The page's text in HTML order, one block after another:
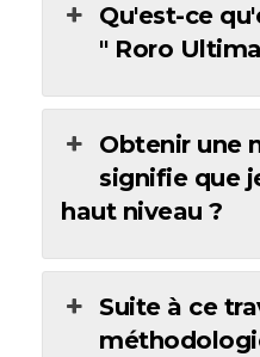
Qu'est-ce
" Roro
Obtenir une
signifie que
haut niveau ?
Suite à ce